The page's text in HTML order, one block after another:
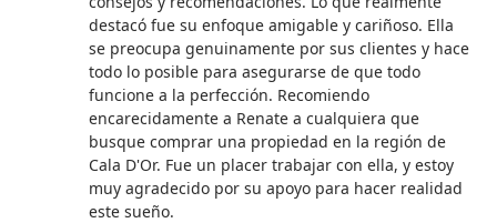
destacó fue su enfoque amigable y cariñoso. Ella
se preocupa genuinamente por sus clientes y hace
todo lo posible para asegurarse de que todo
funcione a la perfección. Recomiendo
encarecidamente a Renate a cualquiera que
busque comprar una propiedad en la región de
Cala D'Or. Fue un placer trabajar con ella, y estoy
muy agradecido por su apoyo para hacer realidad
este sueño.